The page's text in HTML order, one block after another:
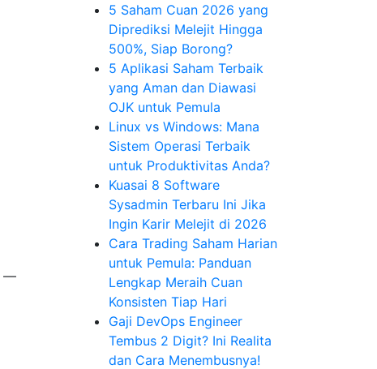
—
5 Saham Cuan 2026 yang
Diprediksi Melejit Hingga
500%, Siap Borong?
5 Aplikasi Saham Terbaik
yang Aman dan Diawasi
OJK untuk Pemula
Linux vs Windows: Mana
Sistem Operasi Terbaik
untuk Produktivitas Anda?
Kuasai 8 Software
Sysadmin Terbaru Ini Jika
Ingin Karir Melejit di 2026
Cara Trading Saham Harian
untuk Pemula: Panduan
Lengkap Meraih Cuan
Konsisten Tiap Hari
Gaji DevOps Engineer
Tembus 2 Digit? Ini Realita
dan Cara Menembusnya!